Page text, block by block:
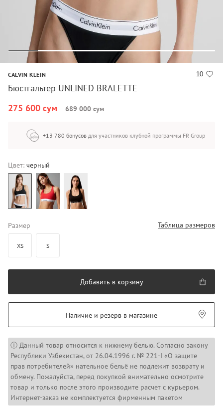
10
CALVIN KLEIN
Бюстгальтер UNLINED BRALETTE
275 600 сум
689 000 сум
+13 780 бонусов для участников клубной программы FR Group
Цвет: черный
Размер Таблица размеров
XS S
Добавить в корзину
Наличие и резерв в магазине
ⓘ Данный товар относится к нижнему белью. Согласно закону
Республики Узбекистан, от 26.04.1996 г. № 221-I «О защите
прав потребителей» нательное бельё не подлежит возврату и
обмену. Пожалуйста, перед покупкой внимательно осмотрите
товар и только после этого производите расчет с курьером.
Интернет-заказ не комплектуется фирменным пакетом